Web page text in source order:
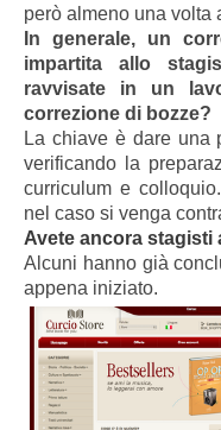
però almeno una volta
In generale, un
impartita allo
ravvisate in un
correzione di bozze?
La chiave è dare una
verificando la
curriculum e
nel caso si venga
Avete ancora stagisti
Alcuni hanno già
appena iniziato.